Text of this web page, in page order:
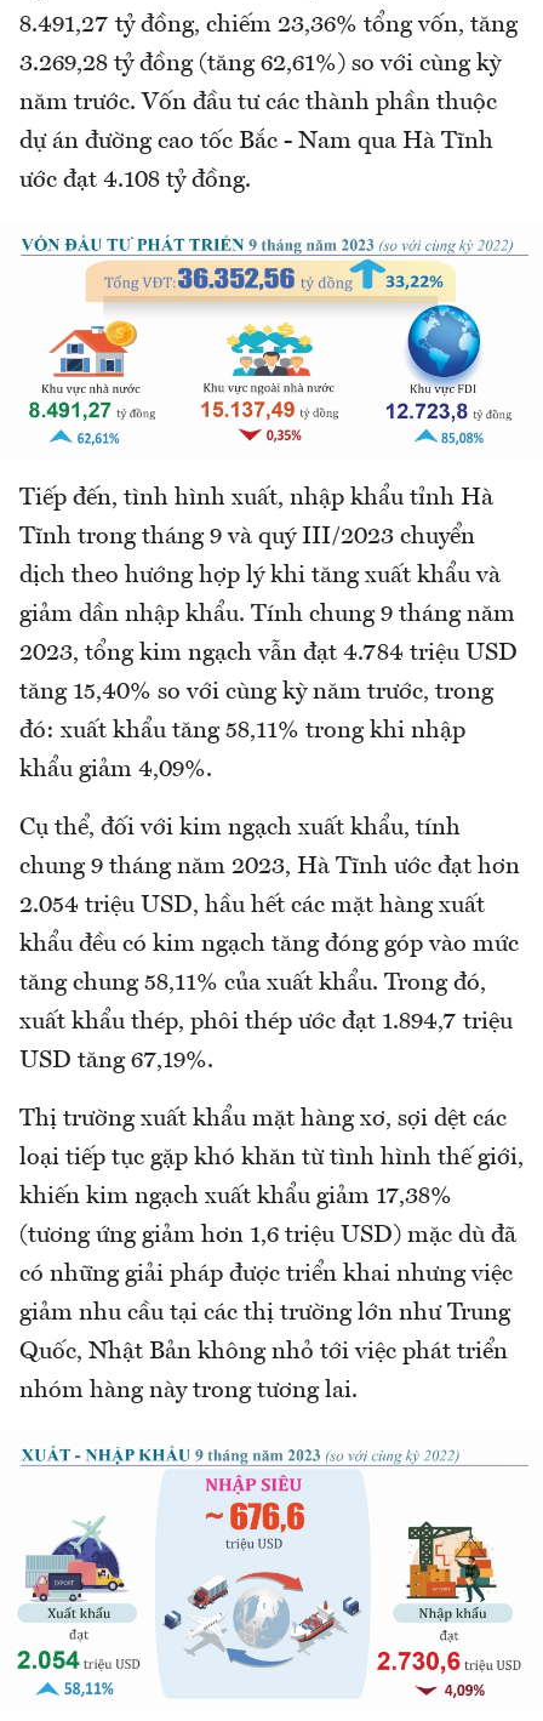
8.491,27 tỷ đồng, chiếm 23,36% tổng vốn, tăng
3.269,28 tỷ đồng (tăng 62,61%) so với cùng kỳ
năm trước. Vốn đầu tư các thành phần thuộc
dự án đường cao tốc Bắc - Nam qua Hà Tĩnh
ước đạt 4.108 tỷ đồng.
Tiếp đến, tình hình xuất, nhập khẩu tỉnh Hà
Tĩnh trong tháng 9 và quý III/2023 chuyển
dịch theo hướng hợp lý khi tăng xuất khẩu và
giảm dần nhập khẩu. Tính chung 9 tháng năm
2023, tổng kim ngạch vẫn đạt 4.784 triệu USD
tăng 15,40% so với cùng kỳ năm trước, trong
đó: xuất khẩu tăng 58,11% trong khi nhập
khẩu giảm 4,09%.
Cụ thể, đối với kim ngạch xuất khẩu, tính
chung 9 tháng năm 2023, Hà Tĩnh ước đạt hơn
2.054 triệu USD, hầu hết các mặt hàng xuất
khẩu đều có kim ngạch tăng đóng góp vào mức
tăng chung 58,11% của xuất khẩu. Trong đó,
xuất khẩu thép, phôi thép ước đạt 1.894,7 triệu
USD tăng 67,19%.
Thị trường xuất khẩu mặt hàng xơ, sợi dệt các
loại tiếp tục gặp khó khăn từ tình hình thế giới,
khiến kim ngạch xuất khẩu giảm 17,38%
(tương ứng giảm hơn 1,6 triệu USD) mặc dù đã
có những giải pháp được triển khai nhưng việc
giảm nhu cầu tại các thị trường lớn như Trung
Quốc, Nhật Bản không nhỏ tới việc phát triển
nhóm hàng này trong tương lai.